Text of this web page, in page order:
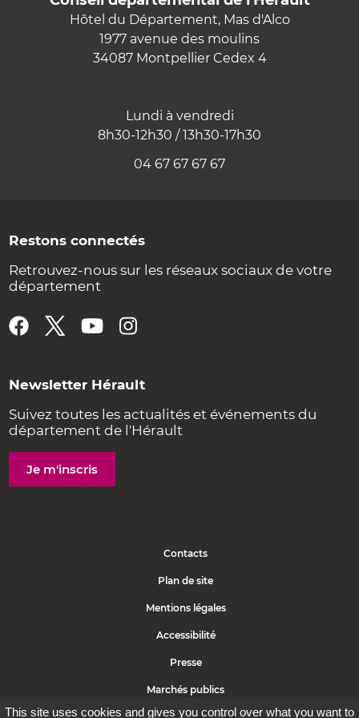
This site uses cookies and gives you control over what you want to
Hôtel du Département, Mas d'Alco
1977 avenue des moulins
34087 Montpellier Cedex 4
Lundi à vendredi
8h30-12h30 / 13h30-17h30
04 67 67 67 67
Restons connectés
Retrouvez-nous sur les réseaux sociaux de votre
département
Newsletter Hérault
Suivez toutes les actualités et événements du
département de l'Hérault
Je m'inscris
Contacts
Plan de site
Mentions légales
Accessibilité
Presse
Marchés publics